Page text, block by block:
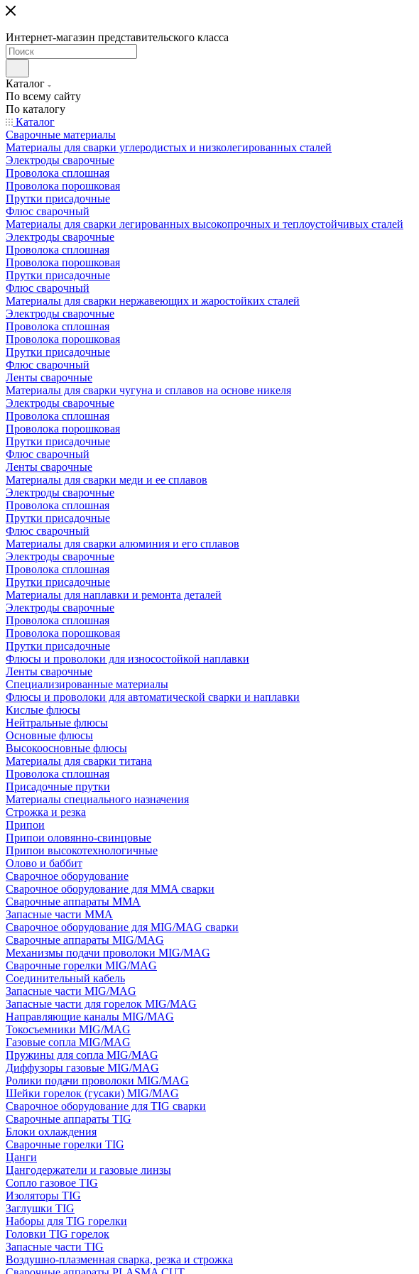
Интернет-магазин представительского класса
Каталог
По всему сайту
По каталогу
Каталог
Сварочные материалы
Материалы для сварки углеродистых и низколегированных сталей
Электроды сварочные
Проволока сплошная
Проволока порошковая
Прутки присадочные
Флюс сварочный
Материалы для сварки легированных высокопрочных и теплоустойчивых сталей
Электроды сварочные
Проволока сплошная
Проволока порошковая
Прутки присадочные
Флюс сварочный
Материалы для сварки нержавеющих и жаростойких сталей
Электроды сварочные
Проволока сплошная
Проволока порошковая
Прутки присадочные
Флюс сварочный
Ленты сварочные
Материалы для сварки чугуна и сплавов на основе никеля
Электроды сварочные
Проволока сплошная
Проволока порошковая
Прутки присадочные
Флюс сварочный
Ленты сварочные
Материалы для сварки меди и ее сплавов
Электроды сварочные
Проволока сплошная
Прутки присадочные
Флюс сварочный
Материалы для сварки алюминия и его сплавов
Электроды сварочные
Проволока сплошная
Прутки присадочные
Материалы для наплавки и ремонта деталей
Электроды сварочные
Проволока сплошная
Проволока порошковая
Прутки присадочные
Флюсы и проволоки для износостойкой наплавки
Ленты сварочные
Специализированные материалы
Флюсы и проволоки для автоматической сварки и наплавки
Кислые флюсы
Нейтральные флюсы
Основные флюсы
Высокоосновные флюсы
Материалы для сварки титана
Проволока сплошная
Присадочные прутки
Материалы специального назначения
Строжка и резка
Припои
Припои оловянно-свинцовые
Припои высокотехнологичные
Олово и баббит
Сварочное оборудование
Сварочное оборудование для MMA сварки
Сварочные аппараты MMA
Запасные части MMA
Сварочное оборудование для MIG/MAG сварки
Сварочные аппараты MIG/MAG
Механизмы подачи проволоки MIG/MAG
Сварочные горелки MIG/MAG
Соединительный кабель
Запасные части MIG/MAG
Запасные части для горелок MIG/MAG
Направляющие каналы MIG/MAG
Токосъемники MIG/MAG
Газовые сопла MIG/MAG
Пружины для сопла MIG/MAG
Диффузоры газовые MIG/MAG
Ролики подачи проволоки MIG/MAG
Шейки горелок (гусаки) MIG/MAG
Сварочное оборудование для TIG сварки
Сварочные аппараты TIG
Блоки охлаждения
Сварочные горелки TIG
Цанги
Цангодержатели и газовые линзы
Сопло газовое TIG
Изоляторы TIG
Заглушки TIG
Наборы для TIG горелки
Головки TIG горелок
Запасные части TIG
Воздушно-плазменная сварка, резка и строжка